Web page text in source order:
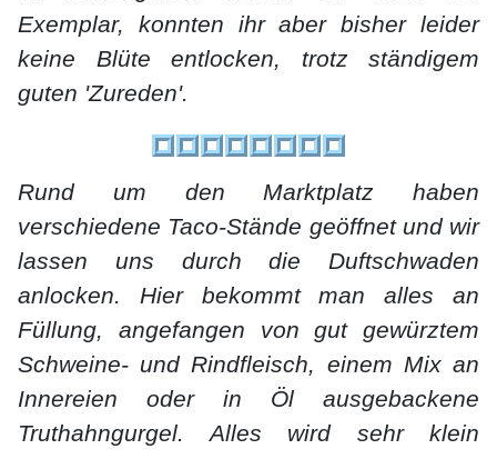
Exemplar, konnten ihr aber bisher leider
keine Blüte entlocken, trotz ständigem
guten 'Zureden'.
Rund um den Marktplatz haben
verschiedene Taco-Stände geöffnet und wir
lassen uns durch die Duftschwaden
anlocken. Hier bekommt man alles an
Füllung, angefangen von gut gewürztem
Schweine- und Rindfleisch, einem Mix an
Innereien oder in Öl ausgebackene
Truthahngurgel. Alles wird sehr klein